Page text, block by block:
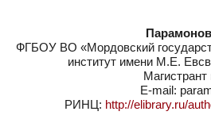
ФГБОУ ВО «Мордовский
институт имени М.Е.
E-mail:
РИНЦ: http://elibrary.ru/